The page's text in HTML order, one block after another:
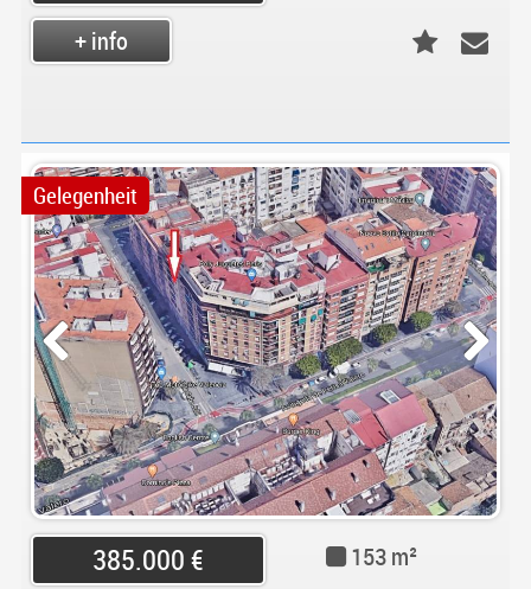
+ info
Gelegenheit
385.000 €
153 m²